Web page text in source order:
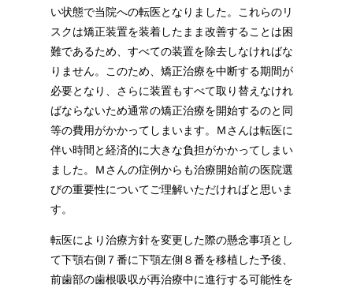
い状態で当院への転医となりました。これらのリ
スクは矯正装置を装着したまま改善することは困
難であるため、すべての装置を除去しなければな
りません。このため、矯正治療を中断する期間が
必要となり、さらに装置もすべて取り替えなけれ
ばならないため通常の矯正治療を開始するのと同
等の費用がかかってしまいます。Ｍさんは転医に
伴い時間と経済的に大きな負担がかかってしまい
ました。Ｍさんの症例からも治療開始前の医院選
びの重要性についてご理解いただければと思いま
す。
転医により治療方針を変更した際の懸念事項とし
て下顎右側７番に下顎左側８番を移植した予後、
前歯部の歯根吸収が再治療中に進行する可能性を